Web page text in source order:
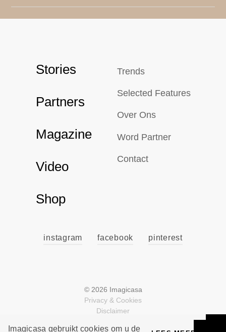
Imagicasa gebruikt cookies om u de
Stories
Partners
Magazine
Video
Shop
Trends
Selected Features
Over Ons
Word Partner
Contact
instagram facebook pinterest
© 2026 Imagicasa
Privacy & Cookies
Disclaimer